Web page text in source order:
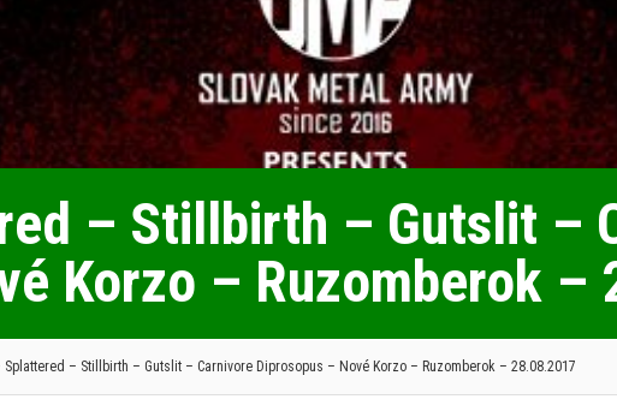
– Stillbirth – Gutslit –
Korzo – Ruzomberok –
Splattered – Stillbirth – Gutslit – Carnivore Diprosopus – Nové Korzo – Ruzomberok – 28.08.2017